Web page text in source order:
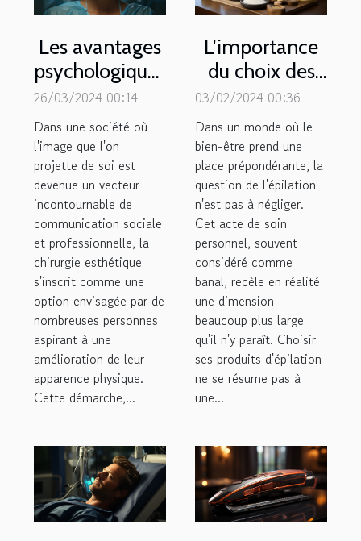
Les avantages
psychologiques
de la chirurgie
esthétique
pour la
confiance en
soi
26/03/2024 00:14
Dans une société où
l'image que l'on
projette de soi est
devenue un vecteur
incontournable de
communication sociale
et professionnelle, la
chirurgie esthétique
s'inscrit comme une
option envisagée par de
nombreuses personnes
aspirant à une
amélioration de leur
apparence physique.
Cette démarche,...
L'importance
du choix des
produits
d'épilation
pour un soin
de soi
holistique
03/02/2024 00:36
Dans un monde où le
bien-être prend une
place prépondérante, la
question de l'épilation
n'est pas à négliger.
Cet acte de soin
personnel, souvent
considéré comme
banal, recèle en réalité
une dimension
beaucoup plus large
qu'il n'y paraît. Choisir
ses produits d'épilation
ne se résume pas à
une...